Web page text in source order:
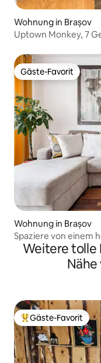
Wohnung in Brașov
Uptown Monkey, 7
Gäste-Favorit
Gäste-Favorit
Wohnung in Brașov
Spaziere von einem
Weitere tolle
Nähe
Beliebter Gäste-
Gäste-Favorit